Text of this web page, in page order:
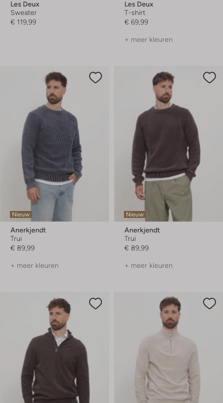
Les Deux
Sweater
€ 119,99
Les Deux
T-shirt
€ 69,99
+ meer kleuren
Nieuw
Anerkjendt
Trui
€ 89,99
+ meer kleuren
Nieuw
Anerkjendt
Trui
€ 89,99
+ meer kleuren